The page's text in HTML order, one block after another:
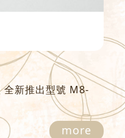
全新推出型號 M8-
more